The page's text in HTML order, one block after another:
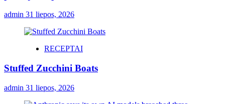
admin 31 liepos, 2026
RECEPTAI
Stuffed Zucchini Boats
admin 31 liepos, 2026